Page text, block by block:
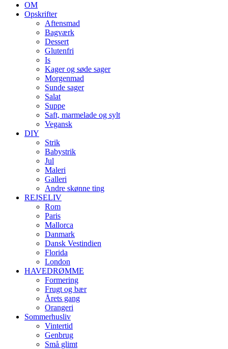
OM
Opskrifter
Aftensmad
Bagværk
Dessert
Glutenfri
Is
Kager og søde sager
Morgenmad
Sunde sager
Salat
Suppe
Saft, marmelade og sylt
Vegansk
DIY
Strik
Babystrik
Jul
Maleri
Galleri
Andre skønne ting
REJSELIV
Rom
Paris
Mallorca
Danmark
Dansk Vestindien
Florida
London
HAVEDRØMME
Formering
Frugt og bær
Årets gang
Orangeri
Sommerhusliv
Vintertid
Genbrug
Små glimt